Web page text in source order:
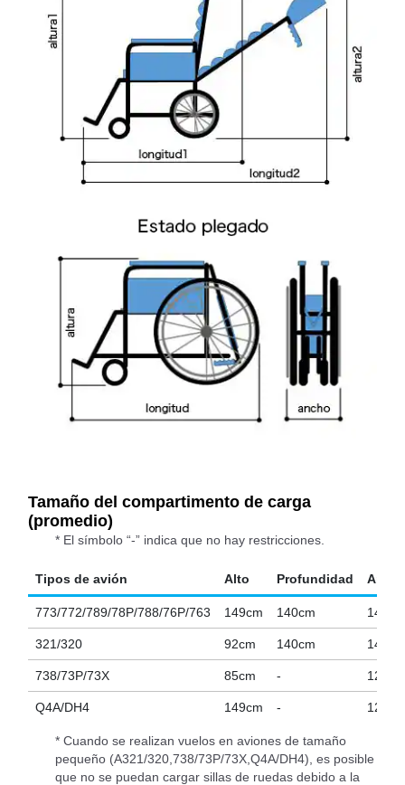
Tamaño del compartimento de carga
(promedio)
* El símbolo “-” indica que no hay restricciones.
Tipos de avión Alto Profundidad
773/772/789/78P/788/76P/763 149cm 140cm 142cm
321/320 92cm 140cm 143cm
738/73P/73X 85cm - 121cm
Q4A/DH4 149cm - 127cm
* Cuando se realizan vuelos en aviones de tamaño
pequeño (A321/320,738/73P/73X,Q4A/DH4), es posible
que no se puedan cargar sillas de ruedas debido a la